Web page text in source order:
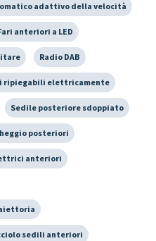
adattivo della velocità
anteriori a LED
Radio DAB
ripiegabili elettricamente
Sedile posteriore sdoppiato
posteriori
anteriori
sedili anteriori